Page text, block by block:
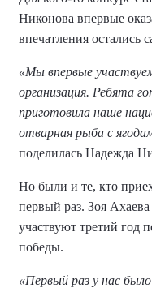
Никонова впервые
впечатления остались
«Мы впервые
организация. Ребята
приготовила наше
отварная рыба с
поделилась Надежда
Но были и те, кто
первый раз. Зоя
участвуют третий год
победы.
«Первый раз у нас